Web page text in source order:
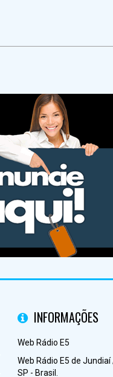
INFORMAÇÕES
Web Rádio E5
Web Rádio E5 de Jundiaí
SP - Brasil.